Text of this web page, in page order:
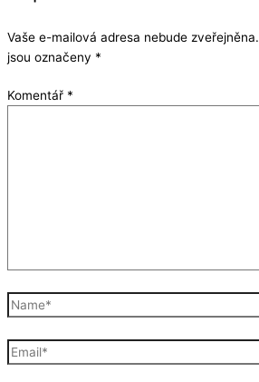
Vaše e-mailová adresa nebude zveřejněna.
jsou označeny *
Komentář *
Name*
Email*